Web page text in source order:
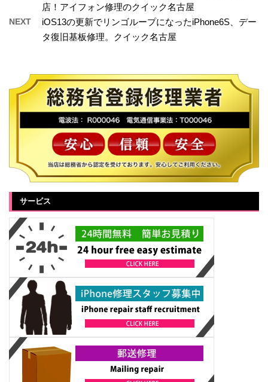
店！アイフォン修理のクイック名古屋
NEXT
iOS13の更新でリンゴループになったiPhone6S、デー
タ復旧基板修理。クイック名古屋
サービス